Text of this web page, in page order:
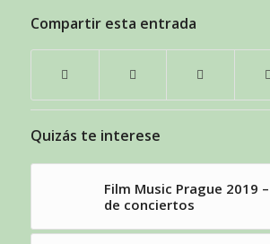
Compartir esta entrada
Quizás te interese
Film Music Prague 2019
de conciertos